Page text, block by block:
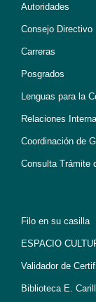
Autoridades
Consejo Directivo
Carreras
Posgrados
Lenguas para la
Relaciones
Coordinación de
Consulta Trámite
Filo en su casilla
ESPACIO
Validador de
Biblioteca E.